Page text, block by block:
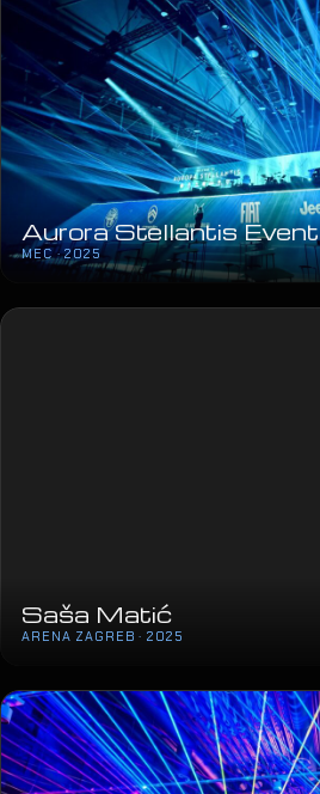
Aurora Stellantis Event
MEC · 2025
Saša Matić
ARENA ZAGREB · 2025